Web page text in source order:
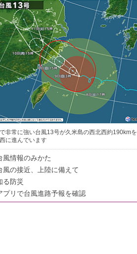
非常に強い台風13号が久米島の西北西約190kmを
に進んでいます
風情報のみかた
風の接近、上陸に備えて
る防災
プリで台風進路予報を確認